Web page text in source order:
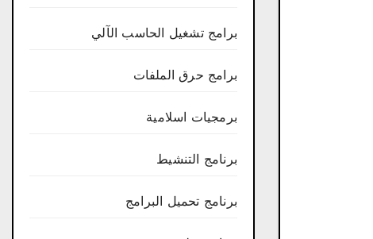
برامج تشغيل الحاسب الآلي
برامج حرق الملفات
برمجيات اسلامية
برنامج التنشيط
برنامج تحميل البرامج